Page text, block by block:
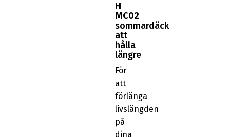
H
MC02
sommardäck
att
hålla
längre
För
att
förlänga
livslängden
på
dina